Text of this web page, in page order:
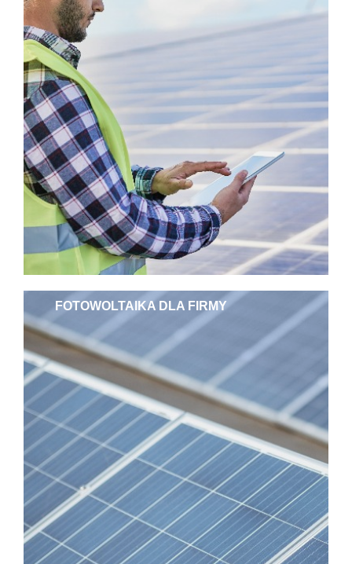
FOTOWOLTAIKA DLA FIRMY